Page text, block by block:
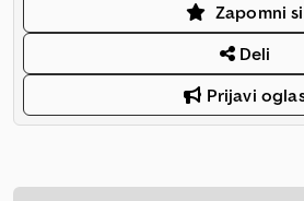
Zapomni si
Deli
Prijavi